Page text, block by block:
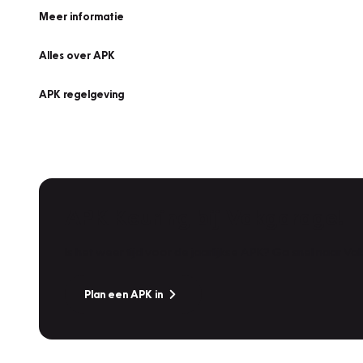
Meer informatie
Alles over APK
APK regelgeving
Plan een APK in